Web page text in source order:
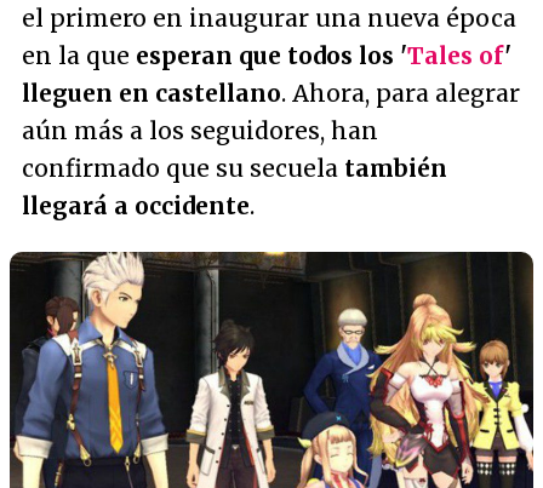
el primero en inaugurar una nueva época
en la que esperan que todos los 'Tales of'
lleguen en castellano. Ahora, para alegrar
aún más a los seguidores, han
confirmado que su secuela también
llegará a occidente.